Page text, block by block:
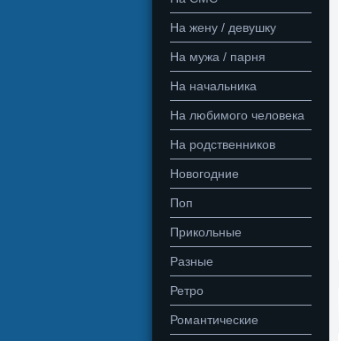
На жену / девушку
На мужа / парня
На начальника
На любимого человека
На родственников
Новогодние
Поп
Прикольные
Разные
Ретро
Романтические